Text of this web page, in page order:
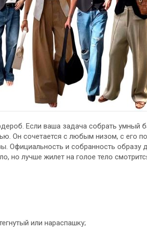
Если ваша задача собрать умный
Он сочетается с любым низом, с его
Официальность и собранность образу
но лучше жилет на голое тело
или нараспашку;